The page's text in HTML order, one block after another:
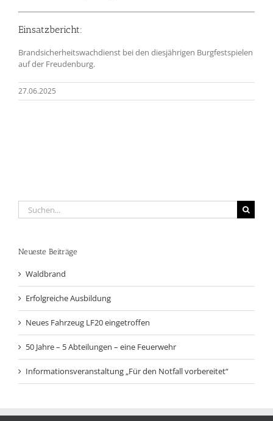
Einsatzbericht:
Brandsicherheitswachdienst bei den diesjährigen Burgfestspielen
auf der Freudenburg.
27.06.2025
Suche
nach:
Neueste Beiträge
Waldbrand
Erfolgreiche Ausbildung
Neues Fahrzeug LF20 eingetroffen
50 Jahre – 5 Abteilungen – eine Feuerwehr
Informationsveranstaltung „Für den Notfall vorbereitet“